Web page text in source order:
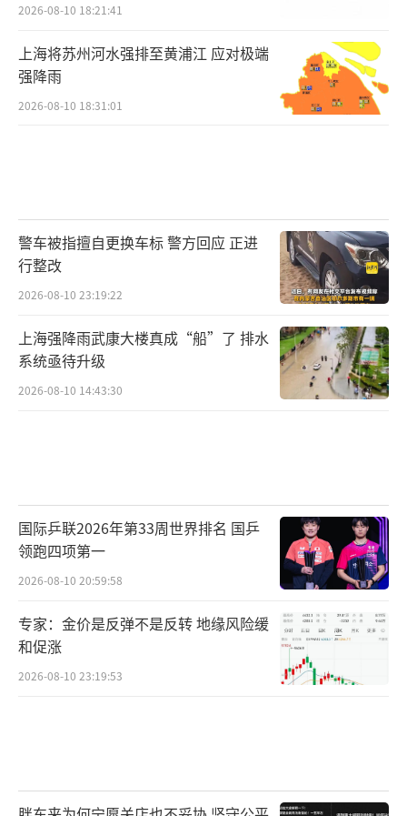
2026-08-10 18:21:41
上海将苏州河水强排至黄浦江 应对极端
强降雨
2026-08-10 18:31:01
警车被指擅自更换车标 警方回应 正进
行整改
2026-08-10 23:19:22
上海强降雨武康大楼真成“船”了 排水
系统亟待升级
2026-08-10 14:43:30
国际乒联2026年第33周世界排名 国乒
领跑四项第一
2026-08-10 20:59:58
专家：金价是反弹不是反转 地缘风险缓
和促涨
2026-08-10 23:19:53